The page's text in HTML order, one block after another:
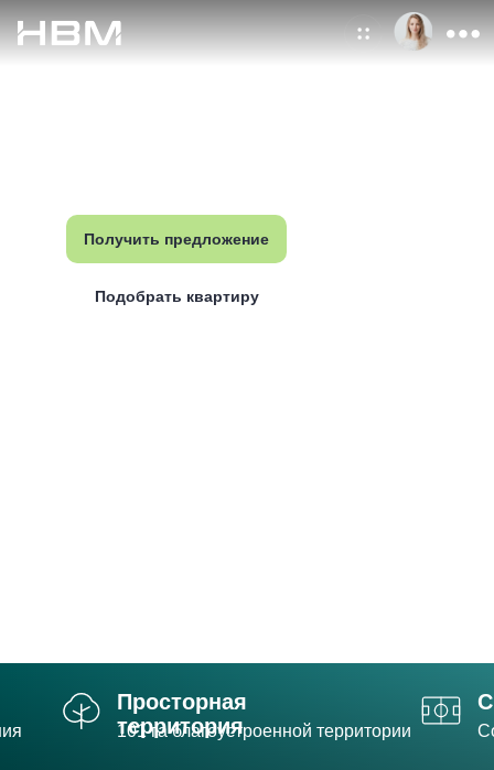
Получить предложение
Подобрать квартиру
Просторная
территория
101 га благоустроенной территории